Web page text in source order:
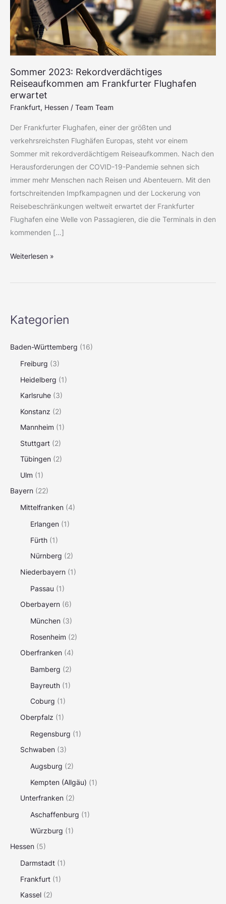
Sommer 2023: Rekordverdächtiges
Reiseaufkommen am Frankfurter Flughafen
erwartet
Frankfurt, Hessen / Team Team
Der Frankfurter Flughafen, einer der größten und
verkehrsreichsten Flughäfen Europas, steht vor einem
Sommer mit rekordverdächtigem Reiseaufkommen. Nach den
Herausforderungen der COVID-19-Pandemie sehnen sich
immer mehr Menschen nach Reisen und Abenteuern. Mit den
fortschreitenden Impfkampagnen und der Lockerung von
Reisebeschränkungen weltweit erwartet der Frankfurter
Flughafen eine Welle von Passagieren, die die Terminals in den
kommenden […]
Flughafen
erwartet
Weiterlesen »
Kategorien
Baden-Württemberg (16)
Freiburg (3)
Heidelberg (1)
Karlsruhe (3)
Konstanz (2)
Mannheim (1)
Stuttgart (2)
Tübingen (2)
Ulm (1)
Bayern (22)
Mittelfranken (4)
Erlangen (1)
Fürth (1)
Nürnberg (2)
Niederbayern (1)
Passau (1)
Oberbayern (6)
München (3)
Rosenheim (2)
Oberfranken (4)
Bamberg (2)
Bayreuth (1)
Coburg (1)
Oberpfalz (1)
Regensburg (1)
Schwaben (3)
Augsburg (2)
Kempten (Allgäu) (1)
Unterfranken (2)
Aschaffenburg (1)
Würzburg (1)
Hessen (5)
Darmstadt (1)
Frankfurt (1)
Kassel (2)